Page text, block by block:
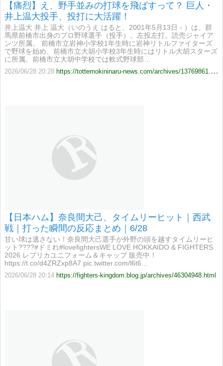
【痛烈】え、野手並みの打球を飛ばすって？ 巨人・
井上温大投手、投打に大活躍！
井上温大 井上 温大（いのうえ はると、2001年5月13日 - ）は、群
馬県前橋市出身のプロ野球選手（投手）。左投左打。読売ジャイア
ンツ所属。 前橋市立岩神小学校1年生時に岩神リトルファイターズ
で野球を始め、前橋市立大胡小学校3年生時にはリトル大胡スターズ
に所属。前橋市立大胡中学校では軟式野球部…
2026/06/28 20:28 https://tottemokininaru-news.com/archives/13769861.html
【日本ハム】奈良間大己、タイムリーヒット｜西武
戦｜打った瞬間の反応まとめ｜6/28
甘い球は逃さない！奈良間大己選手が外野の頭を越すタイムリーヒ
ット????#ドミれ#lovefightersWE LOVE HOKKAIDO & FIGHTERS
2026 レプリカユニフォーム＆キャップ 販売中！
https://t.co/d4ZRZxp8A7 pic.twitter.com/l6t6…
2026/06/28 20:14 https://fighters-kingdom.blog.jp/archives/46304948.html